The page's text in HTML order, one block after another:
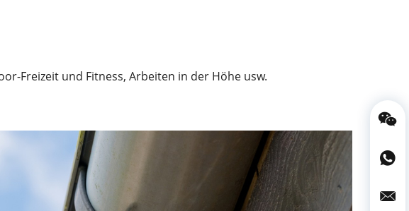
Freizeit und Fitness, Arbeiten in der Höhe usw.